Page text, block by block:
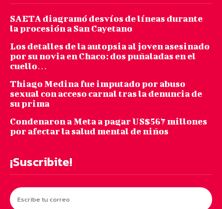
SAETA diagramó desvíos de líneas durante
la procesión a San Cayetano
Los detalles de la autopsia al joven asesinado
por su novia en Chaco: dos puñaladas en el
cuello…
Thiago Medina fue imputado por abuso
sexual con acceso carnal tras la denuncia de
su prima
Condenaron a Meta a pagar US$567 millones
por afectar la salud mental de niños
¡Suscribite!